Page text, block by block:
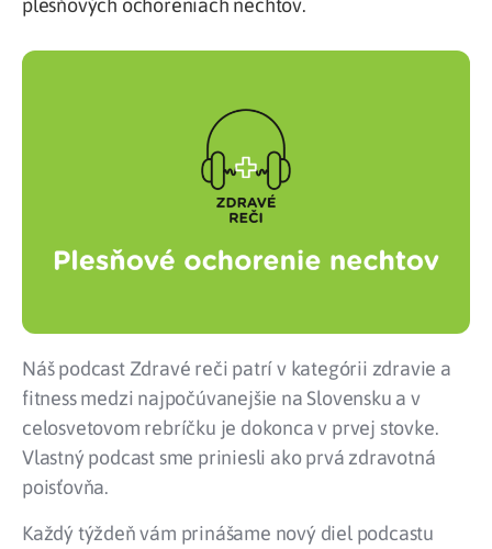
plesňových ochoreniach nechtov.
Náš podcast Zdravé reči patrí v kategórii zdravie a
fitness medzi najpočúvanejšie na Slovensku a v
celosvetovom rebríčku je dokonca v prvej stovke.
Vlastný podcast sme priniesli ako prvá zdravotná
poisťovňa.
Každý týždeň vám prinášame nový diel podcastu